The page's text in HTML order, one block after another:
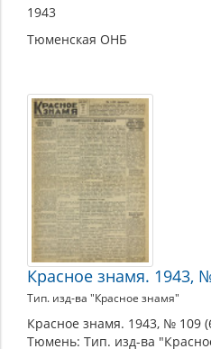
1943
Тюменская ОНБ
Красное знамя. 1943,
Тип. изд-ва "Красное знамя"
Красное знамя. 1943, № 109
Тюмень: Тип. изд-ва